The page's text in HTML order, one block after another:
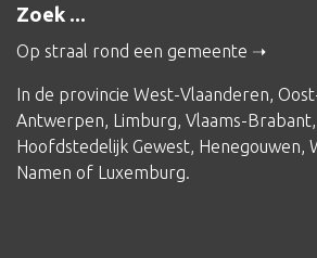
Zoek ...
Op straal rond een gemeente
In de provincie West-Vlaanderen,
Antwerpen, Limburg, Vlaams-Brabant,
Hoofdstedelijk Gewest, Henegouwen,
Namen of Luxemburg.